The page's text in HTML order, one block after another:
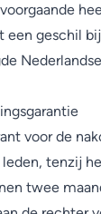
geschil
voor de
leden, tenzij
twee